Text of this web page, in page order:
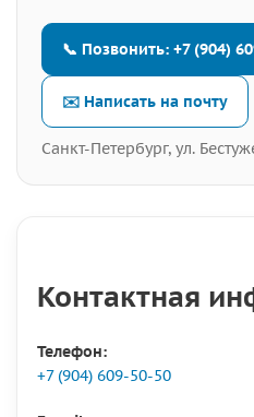
📞 Позвонить: +7 (904)
✉️ Написать на почту
Санкт-Петербург, ул.
Контактная
Телефон:
+7 (904) 609-50-50